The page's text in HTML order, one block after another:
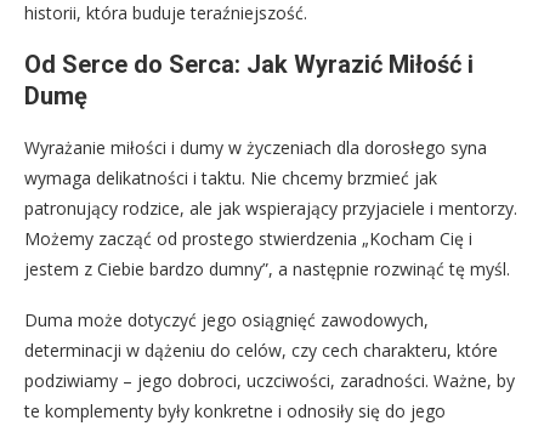
historii, która buduje teraźniejszość.
Od Serce do Serca: Jak Wyrazić Miłość i
Dumę
Wyrażanie miłości i dumy w życzeniach dla dorosłego syna
wymaga delikatności i taktu. Nie chcemy brzmieć jak
patronujący rodzice, ale jak wspierający przyjaciele i mentorzy.
Możemy zacząć od prostego stwierdzenia „Kocham Cię i
jestem z Ciebie bardzo dumny”, a następnie rozwinąć tę myśl.
Duma może dotyczyć jego osiągnięć zawodowych,
determinacji w dążeniu do celów, czy cech charakteru, które
podziwiamy – jego dobroci, uczciwości, zaradności. Ważne, by
te komplementy były konkretne i odnosiły się do jego